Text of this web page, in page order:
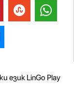
език LinGo Play